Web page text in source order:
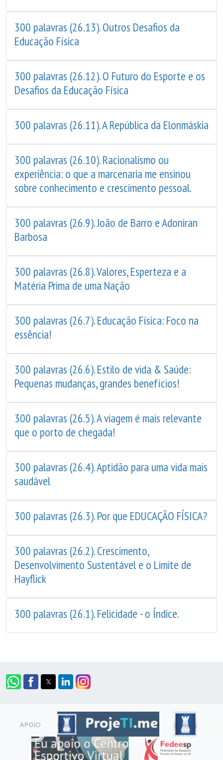
300 palavras (26.13). Outros Desafios da
Educação Física
300 palavras (26.12). O Futuro do Esporte e os
Desafios da Educação Física
300 palavras (26.11). A República da Elonmáskia
300 palavras (26.10). Racionalismo ou
experiência: o que a marcenaria me ensinou
sobre conhecimento e crescimento pessoal.
300 palavras (26.9). João de Barro e Adoniran
Barbosa
300 palavras (26.8). Valores, Esperteza e a
Matéria Prima de uma Nação
300 palavras (26.7). Educação Física: Foco na
essência!
300 palavras (26.6). Estilo de vida & Saúde:
Pequenas mudanças, grandes benefícios!
300 palavras (26.5). A viagem é mais relevante
que o porto de chegada!
300 palavras (26.4). Aptidão para uma vida mais
saudável
300 palavras (26.3). Por que EDUCAÇÃO FÍSICA?
300 palavras (26.2). Crescimento,
Desenvolvimento Sustentável e o Limite de
Hayflick
300 palavras (26.1). Felicidade - o Índice.
APOIO